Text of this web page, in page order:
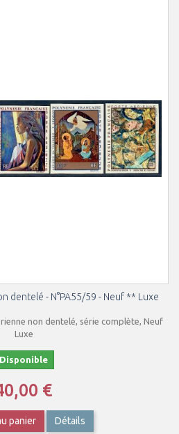
dentelé - N°PA55/59 - Neuf ** Luxe
non dentelé, série complète, Neuf
Luxe
Disponible
€
panier Détails